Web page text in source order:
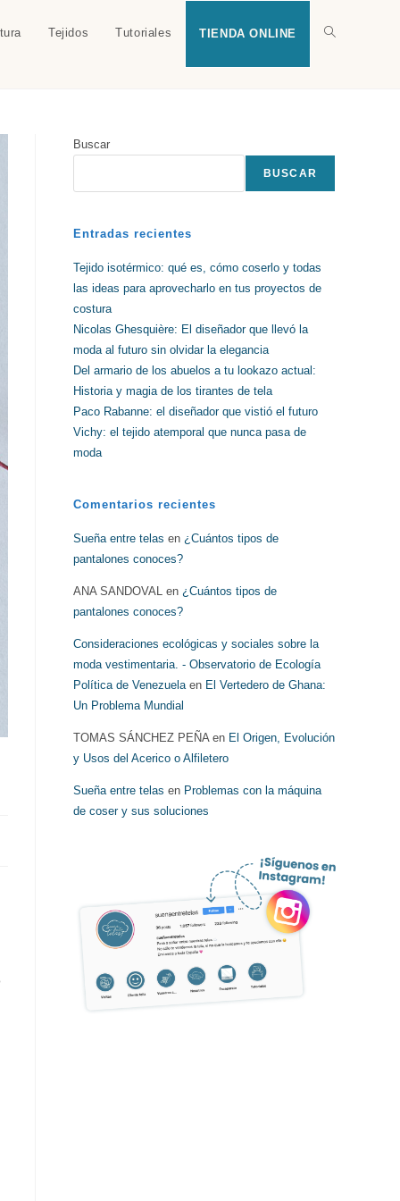
Tejidos Tutoriales TIENDA ONLINE Alternar
Buscar
BUSCAR
Entradas recientes
Tejido isotérmico: qué es, cómo coserlo y todas
las ideas para aprovecharlo en tus proyectos de
costura
Nicolas Ghesquière: El diseñador que llevó la
moda al futuro sin olvidar la elegancia
Del armario de los abuelos a tu lookazo actual:
Historia y magia de los tirantes de tela
Paco Rabanne: el diseñador que vistió el futuro
Vichy: el tejido atemporal que nunca pasa de
moda
Comentarios recientes
Sueña entre telas en ¿Cuántos tipos de
pantalones conoces?
ANA SANDOVAL en ¿Cuántos tipos de
pantalones conoces?
Consideraciones ecológicas y sociales sobre la
moda vestimentaria. - Observatorio de Ecología
Política de Venezuelaen El Vertedero de Ghana:
Un Problema Mundial
TOMAS SÁNCHEZ PEÑAen El Origen, Evolución
y Usos del Acerico o Alfiletero
Sueña entre telas en Problemas con la máquina
de coser y sus soluciones